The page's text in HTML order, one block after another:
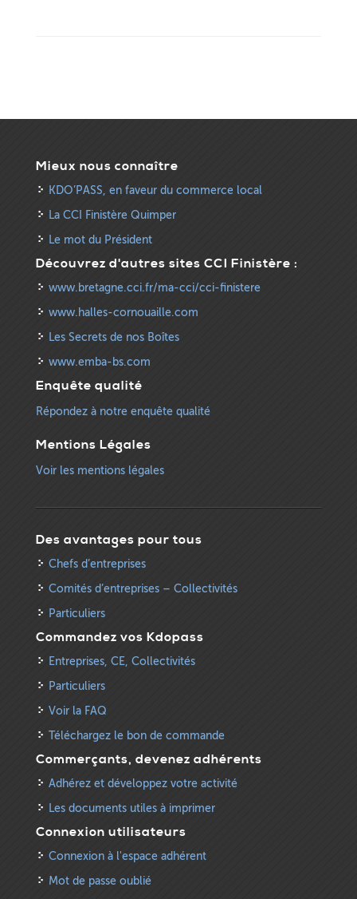
Mieux nous connaître
KDO’PASS, en faveur du commerce local
La CCI Finistère Quimper
Le mot du Président
Découvrez d'autres sites CCI Finistère :
www.bretagne.cci.fr/ma-cci/cci-finistere
www.halles-cornouaille.com
Les Secrets de nos Boîtes
www.emba-bs.com
Enquête qualité
Répondez à notre enquête qualité
Mentions Légales
Voir les mentions légales
Des avantages pour tous
Chefs d’entreprises
Comités d’entreprises – Collectivités
Particuliers
Commandez vos Kdopass
Entreprises, CE, Collectivités
Particuliers
Voir la FAQ
Téléchargez le bon de commande
Commerçants, devenez adhérents
Adhérez et développez votre activité
Les documents utiles à imprimer
Connexion utilisateurs
Connexion à l'espace adhérent
Mot de passe oublié